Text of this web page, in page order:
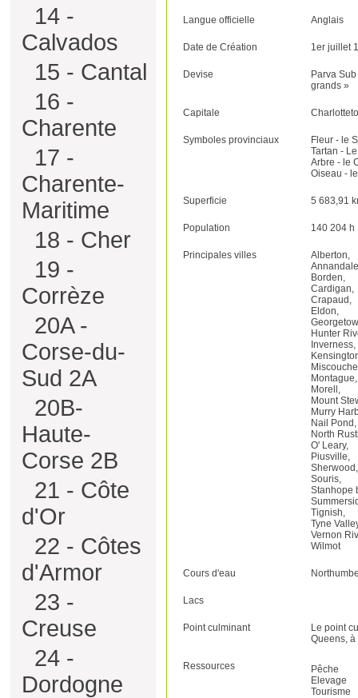
14 -
Calvados
15 - Cantal
16 -
Charente
17 -
Charente-
Maritime
18 - Cher
19 -
Corrèze
20A -
Corse-du-
Sud 2A
20B-
Haute-
Corse 2B
21 - Côte
d'Or
22 - Côtes
d'Armor
23 -
Creuse
24 -
Dordogne
Langue officielle Anglais
Date de Création 1er juillet
Devise
Parva
grands »
Capitale
Symboles provinciaux
Fleur - le
Tartan -
Arbre - le
Oiseau -
Superficie 5 683,91
Population 140 204 h
Principales villes
Alberton,
Borden,
Cardigan,
Crapaud,
Eldon,
Hunter
Inverness,
Montague,
Morell,
Mount
Murry
Nail Pond,
North
O' Leary,
Piusville,
Sherwood,
Souris,
Stanhope
Tignish,
Tyne
Vernon
Wilmot
Cours d'eau
Lacs
Point culminant
Le point
Queens, à
Ressources
Pêche
Elevage
Tourisme